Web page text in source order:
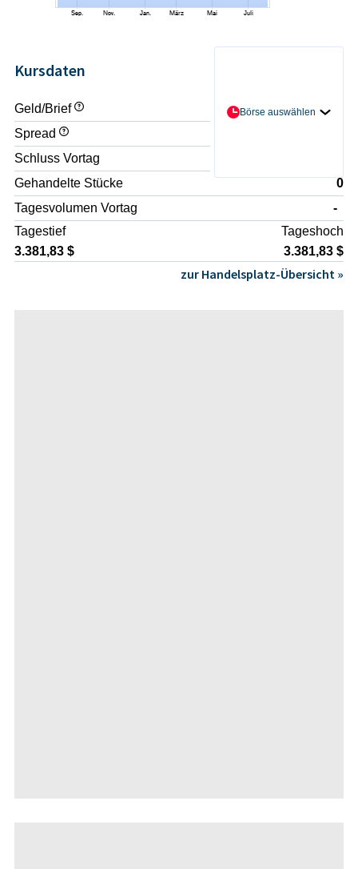
Kursdaten
Börse auswählen
Geld/Brief
- / -
Spread
Schluss Vortag
Gehandelte Stücke
0
Tagesvolumen Vortag
-
Tagestief
3.381,83 $
Tageshoch
3.381,83 $
zur Handelsplatz-Übersicht »